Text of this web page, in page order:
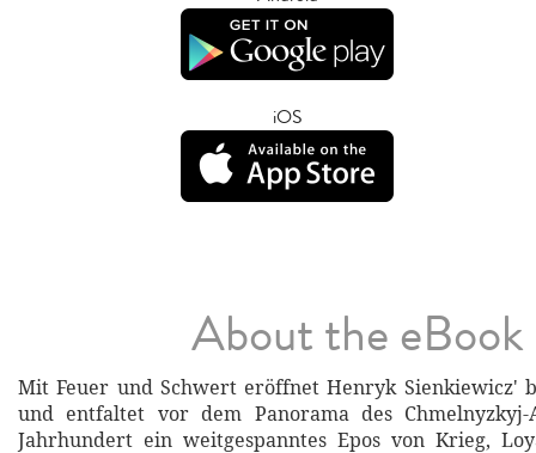
iOS
About the eBook
Mit Feuer und Schwert eröffnet Henryk Sienkiewicz'
und entfaltet vor dem Panorama des Chmelnyzkyj-
Jahrhundert ein weitgespanntes Epos von Krieg,